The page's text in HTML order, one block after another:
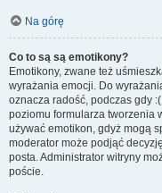
Na górę
Co to są są emotikony?
Emotikony, zwane też
wyrażania emocji. Do
oznacza radość, podczas gdy
poziomu formularza tworzenia
używać emotikon, gdyż mogą
moderator może podjąć
posta. Administrator witryny
poście.